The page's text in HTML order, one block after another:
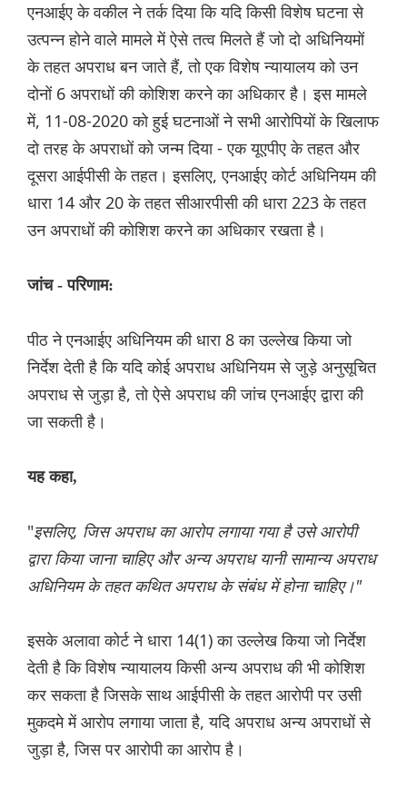
एनआईए के वकील ने तर्क दिया कि यदि किसी विशेष घटना से
उत्पन्न होने वाले मामले में ऐसे तत्व मिलते हैं जो दो अधिनियमों
के तहत अपराध बन जाते हैं, तो एक विशेष न्यायालय को उन
दोनों 6 अपराधों की कोशिश करने का अधिकार है। इस मामले
में, 11-08-2020 को हुई घटनाओं ने सभी आरोपियों के खिलाफ
दो तरह के अपराधों को जन्म दिया - एक यूएपीए के तहत और
दूसरा आईपीसी के तहत। इसलिए, एनआईए कोर्ट अधिनियम की
धारा 14 और 20 के तहत सीआरपीसी की धारा 223 के तहत
उन अपराधों की कोशिश करने का अधिकार रखता है।
जांच - परिणाम:
पीठ ने एनआईए अधिनियम की धारा 8 का उल्लेख किया जो
निर्देश देती है कि यदि कोई अपराध अधिनियम से जुड़े अनुसूचित
अपराध से जुड़ा है, तो ऐसे अपराध की जांच एनआईए द्वारा की
जा सकती है।
यह कहा,
"इसलिए, जिस अपराध का आरोप लगाया गया है उसे आरोपी
द्वारा किया जाना चाहिए और अन्य अपराध यानी सामान्य अपराध
अधिनियम के तहत कथित अपराध के संबंध में होना चाहिए।"
इसके अलावा कोर्ट ने धारा 14(1) का उल्लेख किया जो निर्देश
देती है कि विशेष न्यायालय किसी अन्य अपराध की भी कोशिश
कर सकता है जिसके साथ आईपीसी के तहत आरोपी पर उसी
मुकदमे में आरोप लगाया जाता है, यदि अपराध अन्य अपराधों से
जुड़ा है, जिस पर आरोपी का आरोप है।